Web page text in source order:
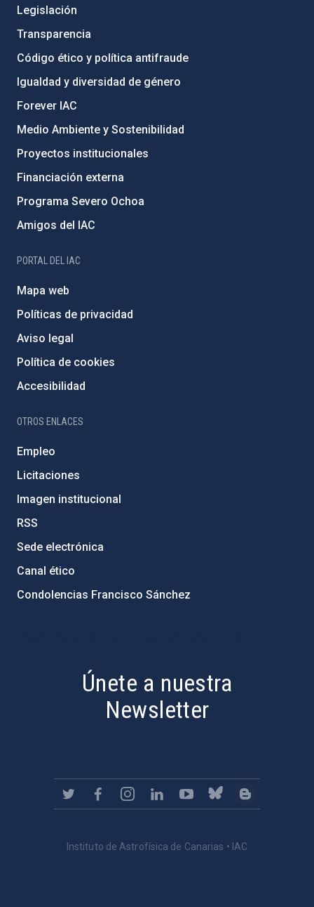
Legislación
Transparencia
Código ético y política antifraude
Igualdad y diversidad de género
Forever IAC
Medio Ambiente y Sostenibilidad
Proyectos institucionales
Financiación externa
Programa Severo Ochoa
Amigos del IAC
PORTAL DEL IAC
Mapa web
Políticas de privacidad
Aviso legal
Política de cookies
Accesibilidad
OTROS ENLACES
Empleo
Licitaciones
Imagen institucional
RSS
Sede electrónica
Canal ético
Condolencias Francisco Sánchez
Únete a nuestra
Newsletter
Instituto de Astrofísica de Canarias • IAC